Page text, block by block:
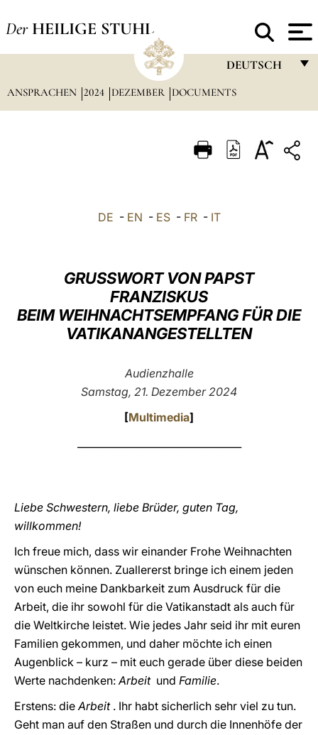
Der HEILIGE STUHL
DEUTSCH
FRANÇAIS
ITALIANO
العربيّة
中文
LATINE
ANSPRACHEN 2024 DEZEMBER DOCUMENTS
DE - EN - ES- FR- IT
GRUSSWORT VON PAPST
FRANZISKUS
BEIM WEIHNACHTSEMPFANG FÜR DIE
VATIKANANGESTELLTEN
Audienzhalle
Samstag, 21. Dezember 2024
[Multimedia]
Liebe Schwestern, liebe Brüder, guten Tag,
willkommen!
Ich freue mich, dass wir einander Frohe Weihnachten
wünschen können. Zuallererst bringe ich einem jeden
von euch meine Dankbarkeit zum Ausdruck für die
Arbeit, die ihr sowohl für die Vatikanstadt als auch für
die Weltkirche leistet. Wie jedes Jahr seid ihr mit euren
Familien gekommen, und daher möchte ich einen
Augenblick – kurz – mit euch gerade über diese beiden
Werte nachdenken:Arbeitund Familie.
Erstens: dieArbeit. Ihr habt sicherlich sehr viel zu tun.
Geht man auf den Straßen und durch die Innenhöfe der